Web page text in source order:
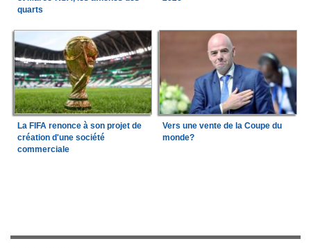
quarts
La FIFA renonce à son projet de
création d'une société
commerciale
Vers une vente de la Coupe du
monde?